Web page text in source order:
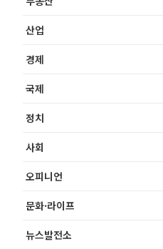
산업
경제
국제
정치
사회
오피니언
문화·라이프
뉴스발전소